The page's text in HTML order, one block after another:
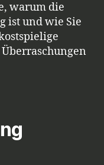
warum die
ist und wie Sie